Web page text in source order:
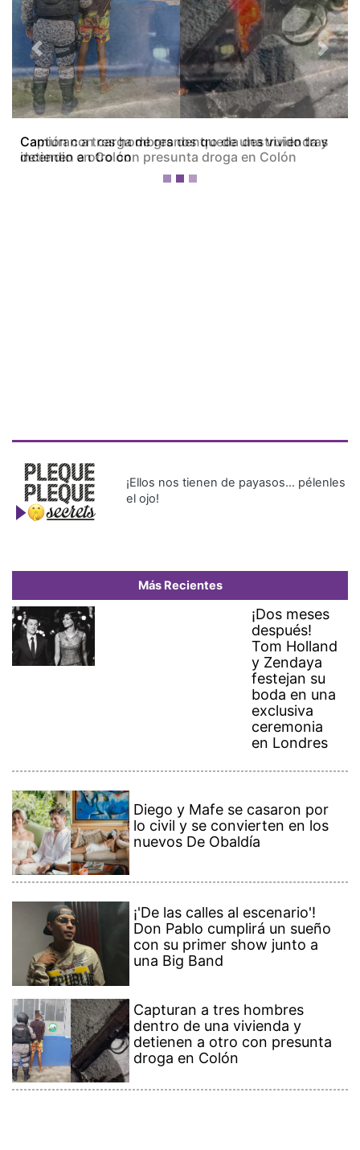
Camión con carga de granos queda destruido tras
incendio en Colón
Previous Next
¡Ellos nos tienen de payasos… pélenles
el ojo!
Más Recientes
¡Dos meses
después!
Tom Holland
y Zendaya
festejan su
boda en una
exclusiva
ceremonia
en Londres
Diego y Mafe se casaron por
lo civil y se convierten en los
nuevos De Obaldía
¡'De las calles al escenario'!
Don Pablo cumplirá un sueño
con su primer show junto a
una Big Band
Capturan a tres hombres
dentro de una vivienda y
detienen a otro con presunta
droga en Colón